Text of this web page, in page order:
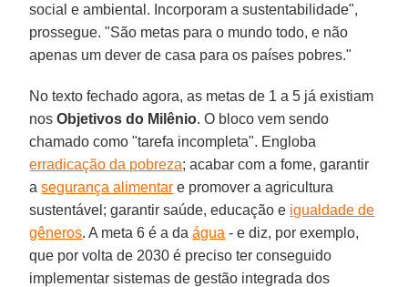
social e ambiental. Incorporam a sustentabilidade",
prossegue. "São metas para o mundo todo, e não
apenas um dever de casa para os países pobres."
No texto fechado agora, as metas de 1 a 5 já existiam
nosObjetivos do Milênio. O bloco vem sendo
chamado como "tarefa incompleta". Engloba
erradicação da pobreza; acabar com a fome, garantir
asegurança alimentar e promover a agricultura
sustentável; garantir saúde, educação e igualdade de
gêneros. A meta 6 é a daágua - e diz, por exemplo,
que por volta de 2030 é preciso ter conseguido
implementar sistemas de gestão integrada dos